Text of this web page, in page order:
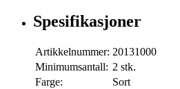
Spesifikasjoner
Artikkelnummer: 20131000
Minimumsantall: 2 stk.
Farge:
Sort